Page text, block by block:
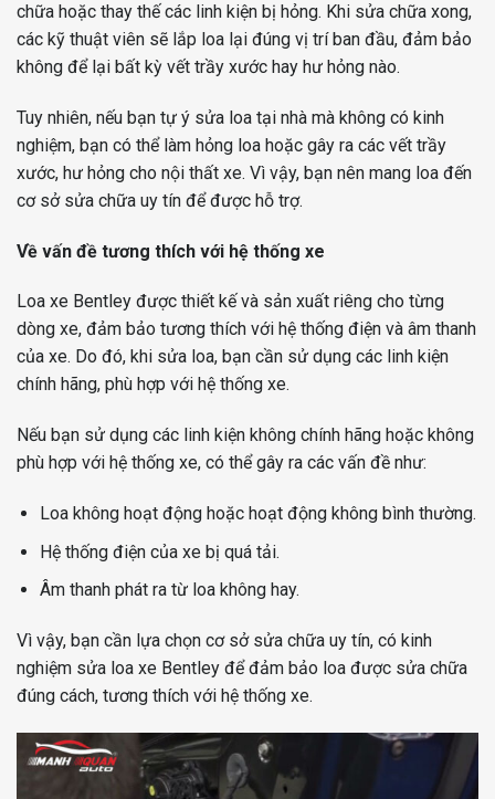
chữa hoặc thay thế các linh kiện bị hỏng. Khi sửa chữa xong,
các kỹ thuật viên sẽ lắp loa lại đúng vị trí ban đầu, đảm bảo
không để lại bất kỳ vết trầy xước hay hư hỏng nào.
Tuy nhiên, nếu bạn tự ý sửa loa tại nhà mà không có kinh
nghiệm, bạn có thể làm hỏng loa hoặc gây ra các vết trầy
xước, hư hỏng cho nội thất xe. Vì vậy, bạn nên mang loa đến
cơ sở sửa chữa uy tín để được hỗ trợ.
Về vấn đề tương thích với hệ thống xe
Loa xe Bentley được thiết kế và sản xuất riêng cho từng
dòng xe, đảm bảo tương thích với hệ thống điện và âm thanh
của xe. Do đó, khi sửa loa, bạn cần sử dụng các linh kiện
chính hãng, phù hợp với hệ thống xe.
Nếu bạn sử dụng các linh kiện không chính hãng hoặc không
phù hợp với hệ thống xe, có thể gây ra các vấn đề như:
Loa không hoạt động hoặc hoạt động không bình thường.
Hệ thống điện của xe bị quá tải.
Âm thanh phát ra từ loa không hay.
Vì vậy, bạn cần lựa chọn cơ sở sửa chữa uy tín, có kinh
nghiệm sửa loa xe Bentley để đảm bảo loa được sửa chữa
đúng cách, tương thích với hệ thống xe.